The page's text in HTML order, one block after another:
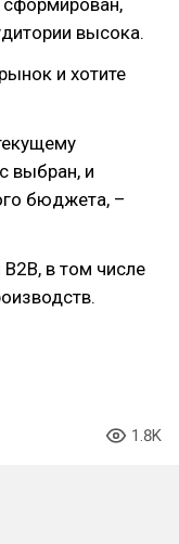
высока.
и хотите
выбран, и
бюджета, –
в том числе
1.8K